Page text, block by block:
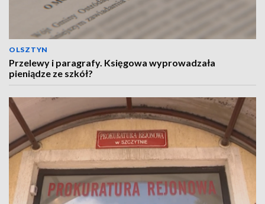
OLSZTYN
Przelewy i paragrafy. Księgowa wyprowadzała
pieniądze ze szkół?